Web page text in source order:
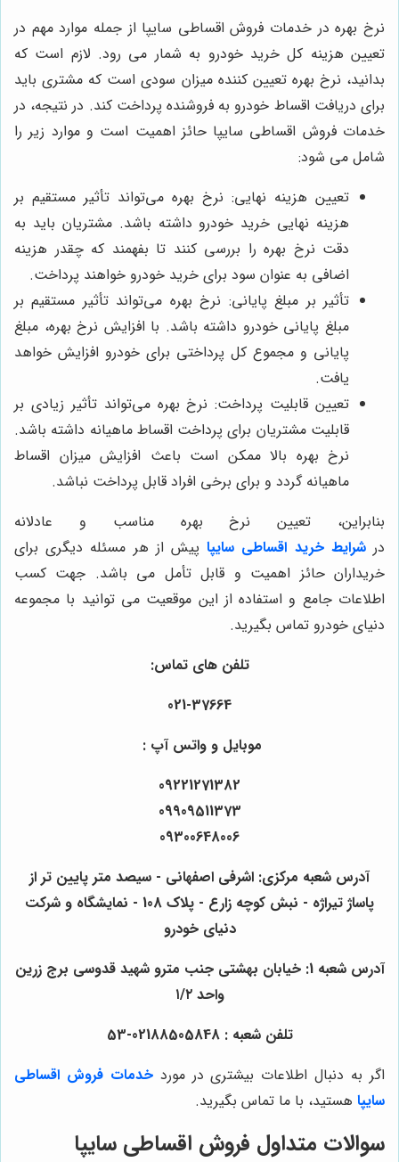
نرخ بهره در خدمات فروش اقساطی سایپا از جمله موارد مهم در
تعیین هزینه کل خرید خودرو به شمار می رود. لازم است که
بدانید، نرخ بهره تعیین کننده میزان سودی است که مشتری باید
برای دریافت اقساط خودرو به فروشنده پرداخت کند. در نتیجه، در
خدمات فروش اقساطی سایپا حائز اهمیت است و موارد زیر را
شامل می شود:
تعیین هزینه نهایی: نرخ بهره می‌تواند تأثیر مستقیم بر
هزینه نهایی خرید خودرو داشته باشد. مشتریان باید به
دقت نرخ بهره را بررسی کنند تا بفهمند که چقدر هزینه
اضافی به عنوان سود برای خرید خودرو خواهند پرداخت.
تأثیر بر مبلغ پایانی: نرخ بهره می‌تواند تأثیر مستقیم بر
مبلغ پایانی خودرو داشته باشد. با افزایش نرخ بهره، مبلغ
پایانی و مجموع کل پرداختی برای خودرو افزایش خواهد
یافت.
تعیین قابلیت پرداخت: نرخ بهره می‌تواند تأثیر زیادی بر
قابلیت مشتریان برای پرداخت اقساط ماهیانه داشته باشد.
نرخ بهره بالا ممکن است باعث افزایش میزان اقساط
ماهیانه گردد و برای برخی افراد قابل پرداخت نباشد.
بنابراین، تعیین نرخ بهره مناسب و عادلانه
درشرایط خرید اقساطی سایپا پیش از هر مسئله دیگری برای
خریداران حائز اهمیت و قابل تأمل می باشد. جهت کسب
اطلاعات جامع و استفاده از این موقعیت می توانید با مجموعه
دنیای خودرو تماس بگیرید.
تلفن های تماس:
021-37664
موبایل و واتس آپ :
09221271382
09909511373
09300648006
آدرس شعبه مرکزی: اشرفی اصفهانی - سیصد متر پایین تر از
پاساژ تیراژه - نبش کوچه زارع - پلاک 108 - نمایشگاه و شرکت
دنیای خودرو
آدرس شعبه 1: خیابان بهشتی جنب مترو شهید قدوسی برج زرین
واحد ۱/۲
تلفن شعبه : 02188505848-53
اگر به دنبال اطلاعات بیشتری در موردخدمات فروش اقساطی
سایپا هستید، با ما تماس بگیرید.
سوالات متداول فروش اقساطی سایپا